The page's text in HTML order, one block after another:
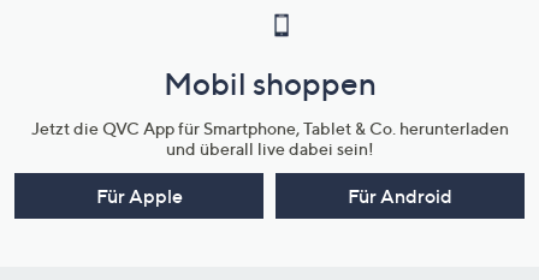
Mobil shoppen
Jetzt die QVC App für Smartphone, Tablet & Co. herunterladen
und überall live dabei sein!
Für Apple Für Android